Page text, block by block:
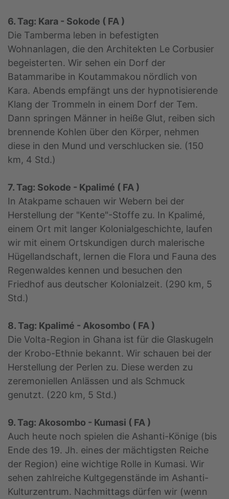
6. Tag: Kara - Sokode ( FA )
Die Tamberma leben in befestigten
Wohnanlagen, die den Architekten Le Corbusier
begeisterten. Wir sehen ein Dorf der
Batammaribe in Koutammakou nördlich von
Kara. Abends empfängt uns der hypnotisierende
Klang der Trommeln in einem Dorf der Tem.
Dann springen Männer in heiße Glut, reiben sich
brennende Kohlen über den Körper, nehmen
diese in den Mund und verschlucken sie. (150
km, 4 Std.)
7. Tag: Sokode - Kpalimé ( FA )
In Atakpame schauen wir Webern bei der
Herstellung der "Kente"-Stoffe zu. In Kpalimé,
einem Ort mit langer Kolonialgeschichte, laufen
wir mit einem Ortskundigen durch malerische
Hügellandschaft, lernen die Flora und Fauna des
Regenwaldes kennen und besuchen den
Friedhof aus deutscher Kolonialzeit. (290 km, 5
Std.)
8. Tag: Kpalimé - Akosombo ( FA )
Die Volta-Region in Ghana ist für die Glaskugeln
der Krobo-Ethnie bekannt. Wir schauen bei der
Herstellung der Perlen zu. Diese werden zu
zeremoniellen Anlässen und als Schmuck
genutzt. (220 km, 5 Std.)
9. Tag: Akosombo - Kumasi ( FA )
Auch heute noch spielen die Ashanti-Könige (bis
Ende des 19. Jh. eines der mächtigsten Reiche
der Region) eine wichtige Rolle in Kumasi. Wir
sehen zahlreiche Kultgegenstände im Ashanti-
Kulturzentrum. Nachmittags dürfen wir (wenn